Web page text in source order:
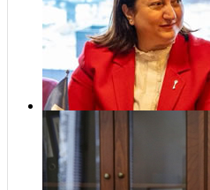
Mustafa Çetinkaya vefat etti